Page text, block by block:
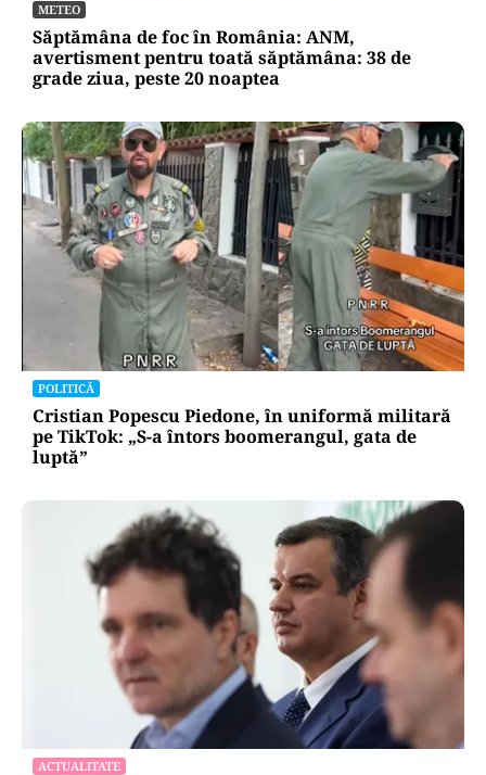
METEO
Săptămâna de foc în România: ANM,
avertisment pentru toată săptămâna: 38 de
grade ziua, peste 20 noaptea
POLITICĂ
Cristian Popescu Piedone, în uniformă militară
pe TikTok: „S-a întors boomerangul, gata de
luptă”
ACTUALITATE